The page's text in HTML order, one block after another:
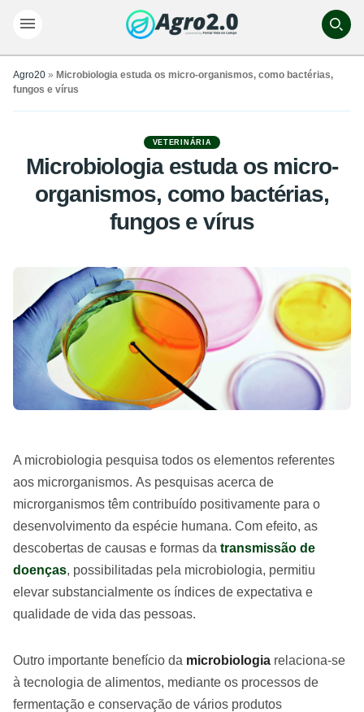
Agro20 » Microbiologia estuda os micro-organismos, como bactérias,
fungos e vírus
VETERINÁRIA
Microbiologia estuda os micro-
organismos, como bactérias,
fungos e vírus
A microbiologia pesquisa todos os elementos referentes
aos microrganismos. As pesquisas acerca de
microrganismos têm contribuído positivamente para o
desenvolvimento da espécie humana. Com efeito, as
descobertas de causas e formas da transmissão de
doenças, possibilitadas pela microbiologia, permitiu
elevar substancialmente os índices de expectativa e
qualidade de vida das pessoas.
Outro importante benefício da microbiologia relaciona-se
à tecnologia de alimentos, mediante os processos de
fermentação e conservação de vários produtos